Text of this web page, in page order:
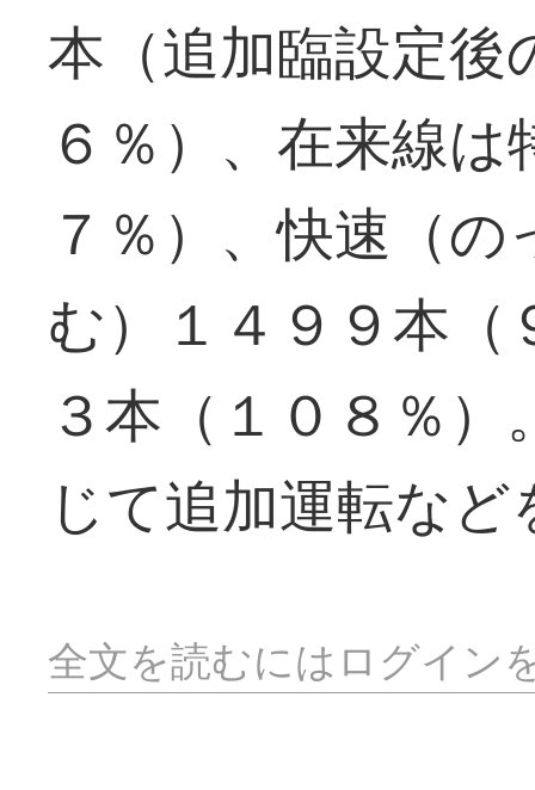
本（追加臨設定後
６％）、在来線
７％）、快速（
む）１４９９本（
３本（１０８％
じて追加運転な
全文を読むにはログイン